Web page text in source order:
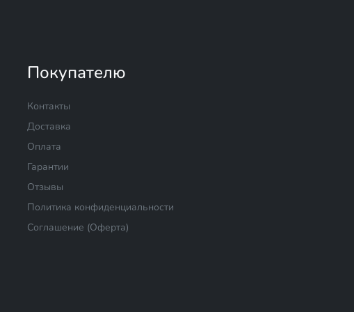
Покупателю
Контакты
Доставка
Оплата
Гарантии
Отзывы
Политика конфиденциальности
Соглашение (Оферта)